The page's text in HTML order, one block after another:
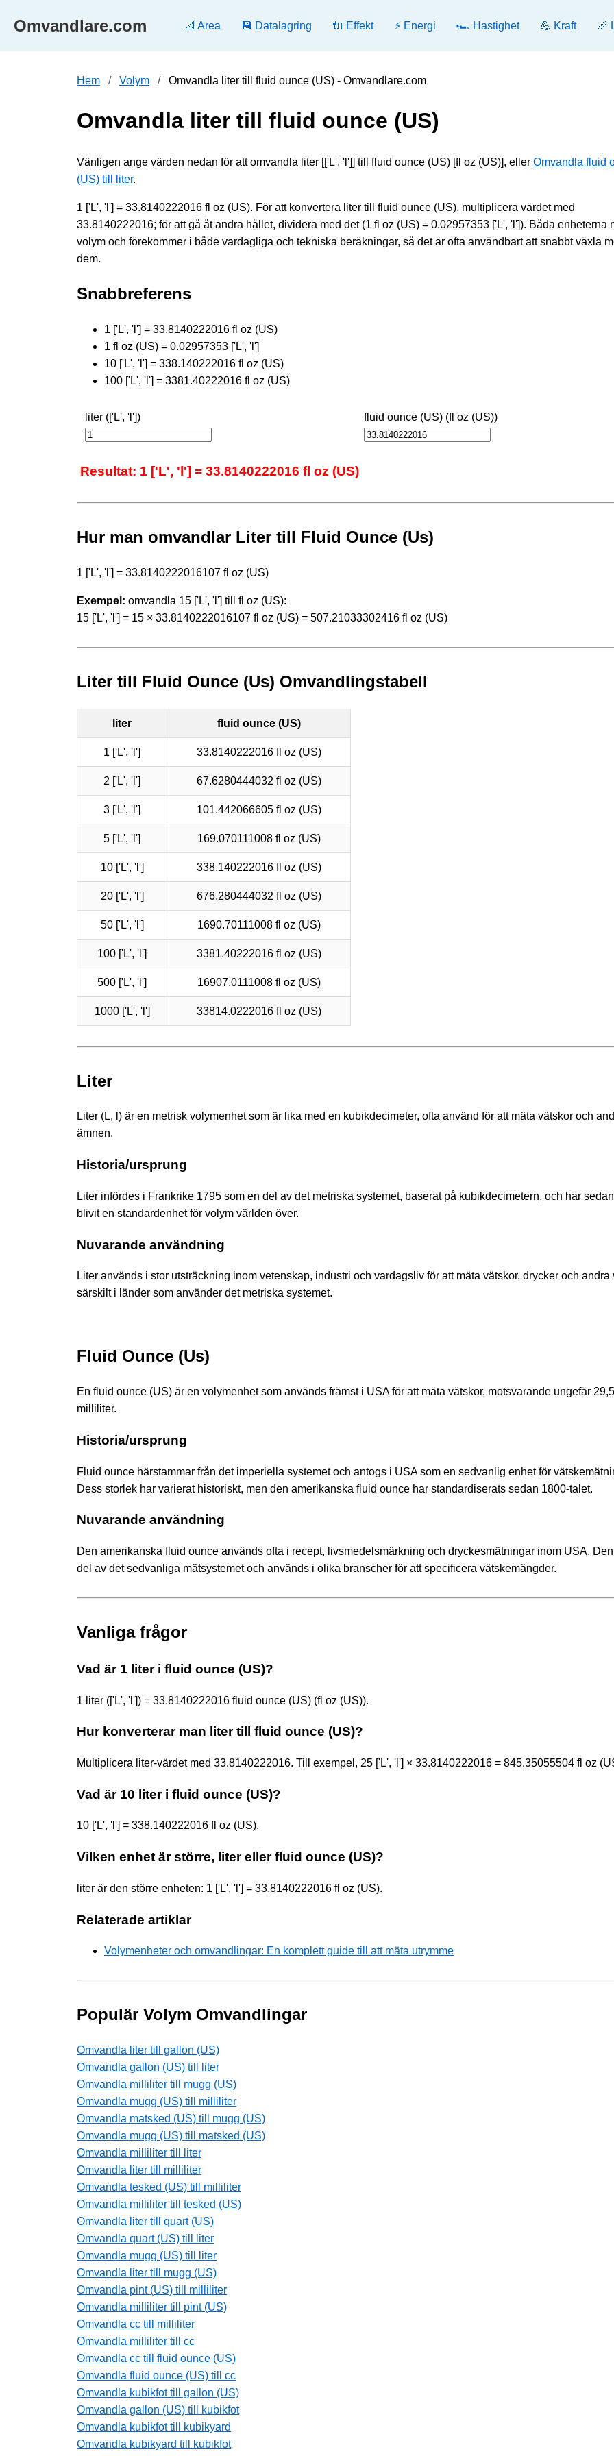
Omvandlare.com 📐 Area 💾 Datalagring 🔌 Effekt ⚡ Energi 🏎️ Hastighet 💪 Kraft 📏
Hem Volym Omvandla liter till fluid ounce (US) - Omvandlare.com
Omvandla liter till fluid ounce (US)
Vänligen ange värden nedan för att omvandla liter [['L', 'l']] till fluid ounce (US) [fl oz (US)], eller Omvandla fluid
(US) till liter.
1 ['L', 'l'] = 33.8140222016 fl oz (US). För att konvertera liter till fluid ounce (US), multiplicera värdet med
33.8140222016; för att gå åt andra hållet, dividera med det (1 fl oz (US) = 0.02957353 ['L', 'l']). Båda enheterna
volym och förekommer i både vardagliga och tekniska beräkningar, så det är ofta användbart att snabbt växla
dem.
Snabbreferens
1 ['L', 'l'] = 33.8140222016 fl oz (US)
1 fl oz (US) = 0.02957353 ['L', 'l']
10 ['L', 'l'] = 338.140222016 fl oz (US)
100 ['L', 'l'] = 3381.40222016 fl oz (US)
liter (['L', 'l']) fluid ounce (US) (fl oz (US))
Resultat: 1 ['L', 'l'] = 33.8140222016 fl oz (US)
Hur man omvandlar Liter till Fluid Ounce (Us)
1 ['L', 'l'] = 33.8140222016107 fl oz (US)
Exempel: omvandla 15 ['L', 'l'] till fl oz (US):
15 ['L', 'l'] = 15 × 33.8140222016107 fl oz (US) = 507.21033302416 fl oz (US)
Liter till Fluid Ounce (Us) Omvandlingstabell
liter fluid ounce (US)
1 ['L', 'l'] 33.8140222016 fl oz (US)
2 ['L', 'l'] 67.6280444032 fl oz (US)
3 ['L', 'l'] 101.442066605 fl oz (US)
5 ['L', 'l'] 169.070111008 fl oz (US)
10 ['L', 'l'] 338.140222016 fl oz (US)
20 ['L', 'l'] 676.280444032 fl oz (US)
50 ['L', 'l'] 1690.70111008 fl oz (US)
100 ['L', 'l'] 3381.40222016 fl oz (US)
500 ['L', 'l'] 16907.0111008 fl oz (US)
1000 ['L', 'l'] 33814.0222016 fl oz (US)
Liter
Liter (L, l) är en metrisk volymenhet som är lika med en kubikdecimeter, ofta använd för att mäta vätskor och
ämnen.
Historia/ursprung
Liter infördes i Frankrike 1795 som en del av det metriska systemet, baserat på kubikdecimetern, och har
blivit en standardenhet för volym världen över.
Nuvarande användning
Liter används i stor utsträckning inom vetenskap, industri och vardagsliv för att mäta vätskor, drycker och andra
särskilt i länder som använder det metriska systemet.
Fluid Ounce (Us)
En fluid ounce (US) är en volymenhet som används främst i USA för att mäta vätskor, motsvarande ungefär
milliliter.
Historia/ursprung
Fluid ounce härstammar från det imperiella systemet och antogs i USA som en sedvanlig enhet för
Dess storlek har varierat historiskt, men den amerikanska fluid ounce har standardiserats sedan 1800-talet.
Nuvarande användning
Den amerikanska fluid ounce används ofta i recept, livsmedelsmärkning och dryckesmätningar inom USA.
del av det sedvanliga mätsystemet och används i olika branscher för att specificera vätskemängder.
Vanliga frågor
Vad är 1 liter i fluid ounce (US)?
1 liter (['L', 'l']) = 33.8140222016 fluid ounce (US) (fl oz (US)).
Hur konverterar man liter till fluid ounce (US)?
Multiplicera liter-värdet med 33.8140222016. Till exempel, 25 ['L', 'l'] × 33.8140222016 = 845.35055504 fl oz
Vad är 10 liter i fluid ounce (US)?
10 ['L', 'l'] = 338.140222016 fl oz (US).
Vilken enhet är större, liter eller fluid ounce (US)?
liter är den större enheten: 1 ['L', 'l'] = 33.8140222016 fl oz (US).
Relaterade artiklar
Volymenheter och omvandlingar: En komplett guide till att mäta utrymme
Populär Volym Omvandlingar
Omvandla liter till gallon (US)
Omvandla gallon (US) till liter
Omvandla milliliter till mugg (US)
Omvandla mugg (US) till milliliter
Omvandla matsked (US) till mugg (US)
Omvandla mugg (US) till matsked (US)
Omvandla milliliter till liter
Omvandla liter till milliliter
Omvandla tesked (US) till milliliter
Omvandla milliliter till tesked (US)
Omvandla liter till quart (US)
Omvandla quart (US) till liter
Omvandla mugg (US) till liter
Omvandla liter till mugg (US)
Omvandla pint (US) till milliliter
Omvandla milliliter till pint (US)
Omvandla cc till milliliter
Omvandla milliliter till cc
Omvandla cc till fluid ounce (US)
Omvandla fluid ounce (US) till cc
Omvandla kubikfot till gallon (US)
Omvandla gallon (US) till kubikfot
Omvandla kubikfot till kubikyard
Omvandla kubikyard till kubikfot